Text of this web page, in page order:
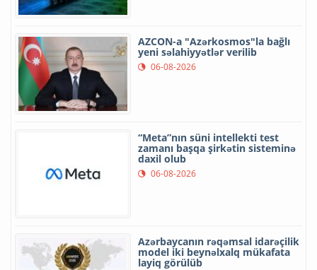
AZCON-a "Azərkosmos"la bağlı
yeni səlahiyyətlər verilib
06-08-2026
“Meta”nın süni intellekti test
zamanı başqa şirkətin sisteminə
daxil olub
06-08-2026
Azərbaycanın rəqəmsal idarəçilik
model iki beynəlxalq mükafata
layiq görülüb